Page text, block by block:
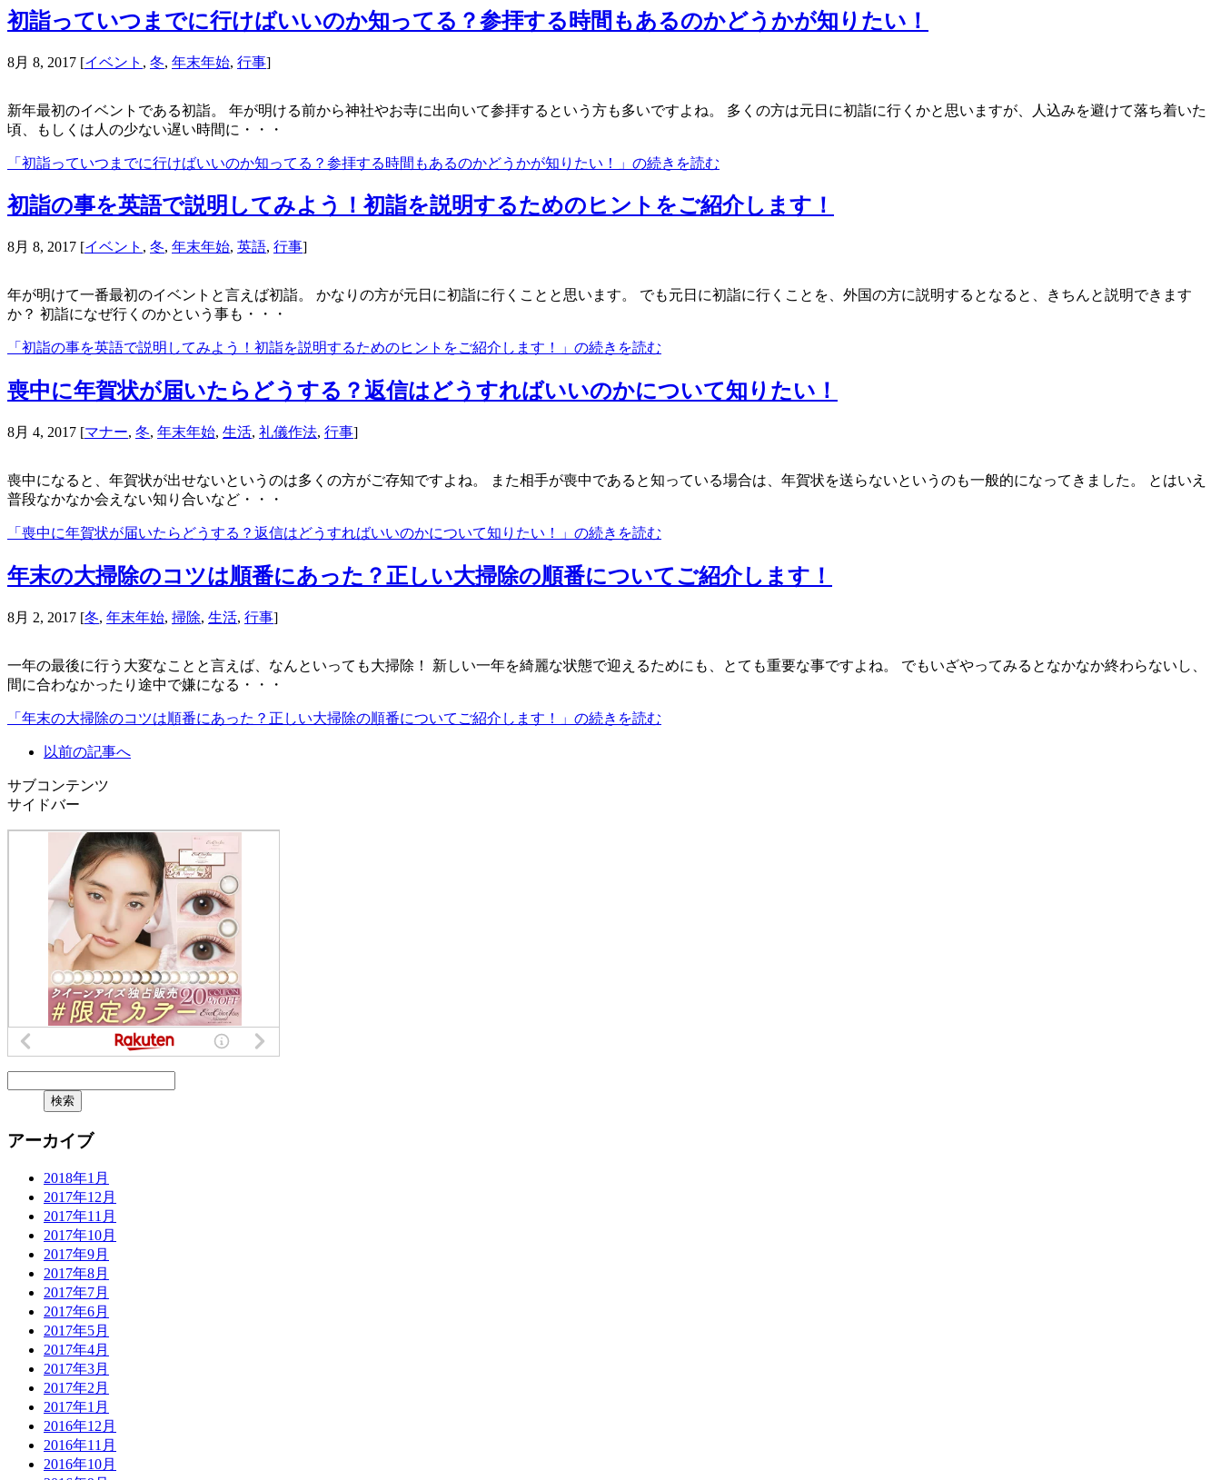
初詣っていつまでに行けばいいのか知ってる？参拝する時間もあるのかどうかが知りたい！
8月 8, 2017 [イベント , 冬, 年末年始, 行事]
新年最初のイベントである初詣。 年が明ける前から神社やお寺に出向いて参拝するという方も多いですよね。 多くの方は元日に初詣に行くかと思いますが、人込みを避けて落ち着いた
頃、もしくは人の少ない遅い時間に・・・
「初詣っていつまでに行けばいいのか知ってる？参拝する時間もあるのかどうかが知りたい！」の続きを読む
初詣の事を英語で説明してみよう！初詣を説明するためのヒントをご紹介します！
8月 8, 2017 [イベント , 冬, 年末年始, 英語, 行事]
年が明けて一番最初のイベントと言えば初詣。 かなりの方が元日に初詣に行くことと思います。 でも元日に初詣に行くことを、外国の方に説明するとなると、きちんと説明できます
か？ 初詣になぜ行くのかという事も・・・
「初詣の事を英語で説明してみよう！初詣を説明するためのヒントをご紹介します！」の続きを読む
喪中に年賀状が届いたらどうする？返信はどうすればいいのかについて知りたい！
8月 4, 2017 [マナー, 冬, 年末年始, 生活, 礼儀作法, 行事]
喪中になると、年賀状が出せないというのは多くの方がご存知ですよね。 また相手が喪中であると知っている場合は、年賀状を送らないというのも一般的になってきました。 とはいえ
普段なかなか会えない知り合いなど・・・
「喪中に年賀状が届いたらどうする？返信はどうすればいいのかについて知りたい！」の続きを読む
年末の大掃除のコツは順番にあった？正しい大掃除の順番についてご紹介します！
8月 2, 2017 [冬, 年末年始, 掃除, 生活, 行事]
一年の最後に行う大変なことと言えば、なんといっても大掃除！ 新しい一年を綺麗な状態で迎えるためにも、とても重要な事ですよね。 でもいざやってみるとなかなか終わらないし、
間に合わなかったり途中で嫌になる・・・
「年末の大掃除のコツは順番にあった？正しい大掃除の順番についてご紹介します！」の続きを読む
以前の記事へ
サブコンテンツ
サイドバー
アーカイブ
2018年1月
2017年12月
2017年11月
2017年10月
2017年9月
2017年8月
2017年7月
2017年6月
2017年5月
2017年4月
2017年3月
2017年2月
2017年1月
2016年12月
2016年11月
2016年10月